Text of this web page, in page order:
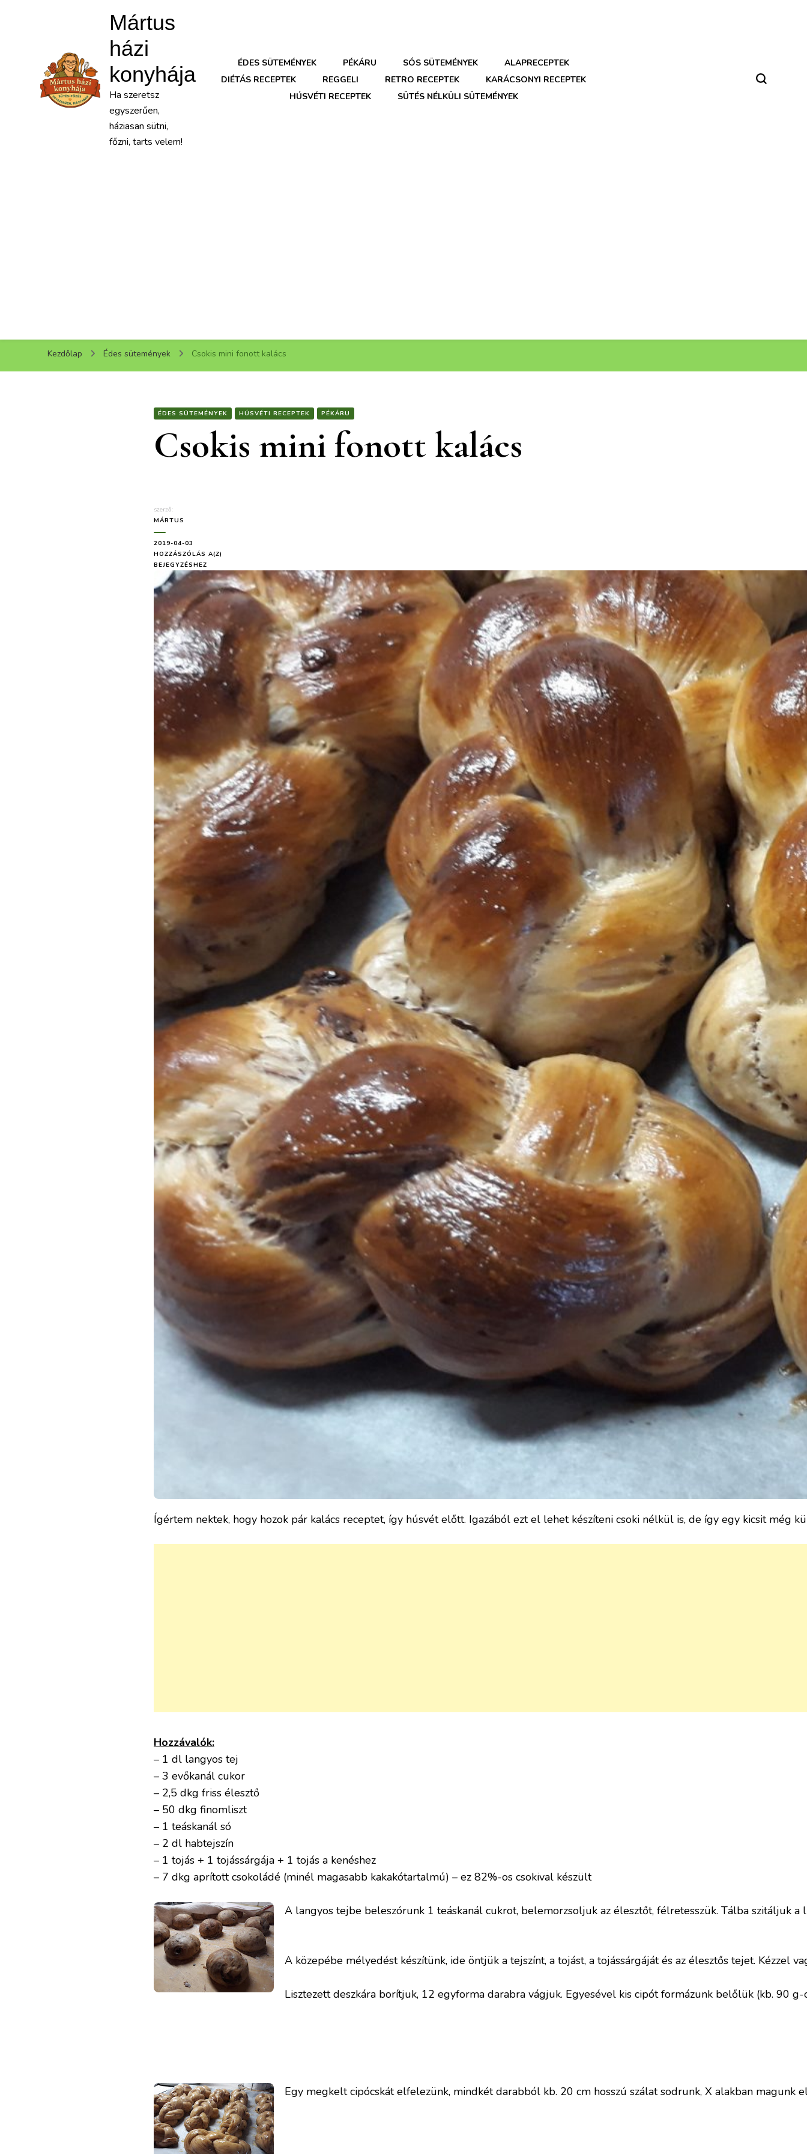
Mártus
házi
konyhája
Ha szeretsz
egyszerűen,
háziasan sütni,
főzni, tarts velem!
ÉDES SÜTEMÉNYEK PÉKÁRU SÓS SÜTEMÉNYEK
ALAPRECEPTEK
DIÉTÁS RECEPTEK
REGGELI RETRO RECEPTEK
KARÁCSONYI RECEPTEK
HÚSVÉTI RECEPTEK
SÜTÉS NÉLKÜLI SÜTEMÉNYEK
Kezdőlap Édes sütemények Csokis mini fonott kalács
ÉDES SÜTEMÉNYEK HÚSVÉTI RECEPTEK PÉKÁRU
Csokis mini fonott kalács
szerző:
MÁRTUS
2019-04-03
HOZZÁSZÓLÁS A(Z)
FONOTT
KALÁCS
BEJEGYZÉSHEZ
Ígértem nektek, hogy hozok pár kalács receptet, így húsvét előtt. Igazából ezt el lehet készíteni csoki nélkül is, de így egy kicsit még
Hozzávalók:
– 1 dl langyos tej
– 3 evőkanál cukor
– 2,5 dkg friss élesztő
– 50 dkg finomliszt
– 1 teáskanál só
– 2 dl habtejszín
– 1 tojás + 1 tojássárgája + 1 tojás a kenéshez
– 7 dkg aprított csokoládé (minél magasabb kakakótartalmú) – ez 82%-os csokival készült
A langyos tejbe beleszórunk 1 teáskanál cukrot, belemorzsoljuk az élesztőt, félretesszük. Tálba szitáljuk a
A közepébe mélyedést készítünk, ide öntjük a tejszínt, a tojást, a tojássárgáját és az élesztős tejet.
Lisztezett deszkára borítjuk, 12 egyforma darabra vágjuk. Egyesével kis cipót formázunk belőlük (kb. 90
Egy megkelt cipócskát elfelezünk, mindkét darabból kb. 20 cm hosszú szálat sodrunk, X alakban